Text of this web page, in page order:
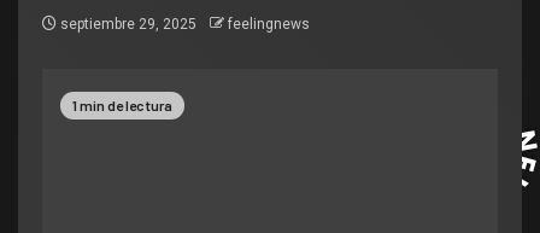
septiembre 29, 2025 feelingnews
1 min de lectura